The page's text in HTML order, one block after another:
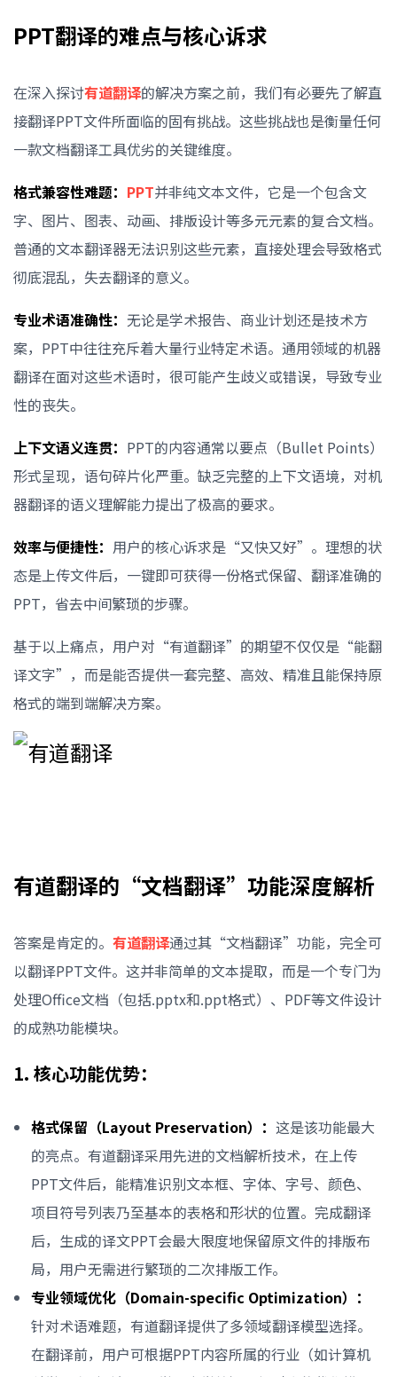
PPT翻译的难点与核心诉求
在深入探讨有道翻译的解决方案之前，我们有必要先了解直
接翻译PPT文件所面临的固有挑战。这些挑战也是衡量任何
一款文档翻译工具优劣的关键维度。
格式兼容性难题： PPT并非纯文本文件，它是一个包含文
字、图片、图表、动画、排版设计等多元元素的复合文档。
普通的文本翻译器无法识别这些元素，直接处理会导致格式
彻底混乱，失去翻译的意义。
专业术语准确性： 无论是学术报告、商业计划还是技术方
案，PPT中往往充斥着大量行业特定术语。通用领域的机器
翻译在面对这些术语时，很可能产生歧义或错误，导致专业
性的丧失。
上下文语义连贯： PPT的内容通常以要点（Bullet Points）
形式呈现，语句碎片化严重。缺乏完整的上下文语境，对机
器翻译的语义理解能力提出了极高的要求。
效率与便捷性： 用户的核心诉求是“又快又好”。理想的状
态是上传文件后，一键即可获得一份格式保留、翻译准确的
PPT，省去中间繁琐的步骤。
基于以上痛点，用户对“有道翻译”的期望不仅仅是“能翻
译文字”，而是能否提供一套完整、高效、精准且能保持原
格式的端到端解决方案。
有道翻译的“文档翻译”功能深度解析
答案是肯定的。 有道翻译通过其“文档翻译”功能，完全可
以翻译PPT文件。这并非简单的文本提取，而是一个专门为
处理Office文档（包括.pptx和.ppt格式）、PDF等文件设计
的成熟功能模块。
1. 核心功能优势：
格式保留（Layout Preservation）： 这是该功能最大
的亮点。有道翻译采用先进的文档解析技术，在上传
PPT文件后，能精准识别文本框、字体、字号、颜色、
项目符号列表乃至基本的表格和形状的位置。完成翻译
后，生成的译文PPT会最大限度地保留原文件的排版布
局，用户无需进行繁琐的二次排版工作。
专业领域优化（Domain-specific Optimization）：
针对术语难题，有道翻译提供了多领域翻译模型选择。
在翻译前，用户可根据PPT内容所属的行业（如计算机